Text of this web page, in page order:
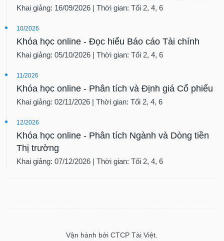
Khai giảng: 16/09/2026 | Thời gian: Tối 2, 4, 6
10/2026
Khóa học online - Đọc hiểu Báo cáo Tài chính
Khai giảng: 05/10/2026 | Thời gian: Tối 2, 4, 6
11/2026
Khóa học online - Phân tích và Định giá Cổ phiếu
Khai giảng: 02/11/2026 | Thời gian: Tối 2, 4, 6
12/2026
Khóa học online - Phân tích Ngành và Dòng tiền
Thị trường
Khai giảng: 07/12/2026 | Thời gian: Tối 2, 4, 6
Vận hành bởi CTCP Tài Việt.